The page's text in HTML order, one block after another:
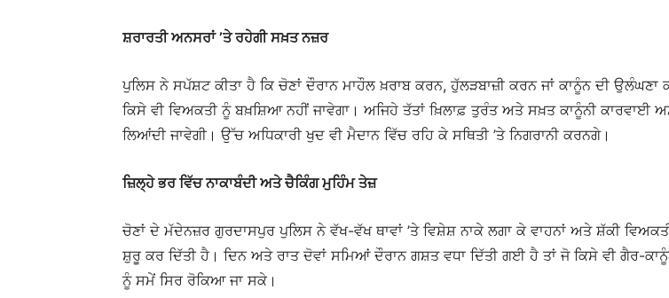
ਸ਼ਰਾਰਤੀ ਅਨਸਰਾਂ ’ਤੇ ਰਹੇਗੀ ਸਖ਼ਤ ਨਜ਼ਰ
ਪੁਲਿਸ ਨੇ ਸਪੱਸ਼ਟ ਕੀਤਾ ਹੈ ਕਿ ਚੋਣਾਂ ਦੌਰਾਨ ਮਾਹੌਲ ਖ਼ਰਾਬ ਕਰਨ, ਹੁੱਲੜਬਾਜ਼ੀ ਕਰਨ ਜਾਂ ਕਾਨੂੰਨ ਦੀ ਉਲੰਘਣਾ
ਕਿਸੇ ਵੀ ਵਿਅਕਤੀ ਨੂੰ ਬਖ਼ਸ਼ਿਆ ਨਹੀਂ ਜਾਵੇਗਾ। ਅਜਿਹੇ ਤੱਤਾਂ ਖ਼ਿਲਾਫ਼ ਤੁਰੰਤ ਅਤੇ ਸਖ਼ਤ ਕਾਨੂੰਨੀ ਕਾਰਵਾਈ
ਲਿਆਂਦੀ ਜਾਵੇਗੀ। ਉੱਚ ਅਧਿਕਾਰੀ ਖੁਦ ਵੀ ਮੈਦਾਨ ਵਿੱਚ ਰਹਿ ਕੇ ਸਥਿਤੀ ’ਤੇ ਨਿਗਰਾਨੀ ਕਰਨਗੇ।
ਜ਼ਿਲ੍ਹੇ ਭਰ ਵਿੱਚ ਨਾਕਾਬੰਦੀ ਅਤੇ ਚੈਕਿੰਗ ਮੁਹਿੰਮ ਤੇਜ਼
ਚੋਣਾਂ ਦੇ ਮੱਦੇਨਜ਼ਰ ਗੁਰਦਾਸਪੁਰ ਪੁਲਿਸ ਨੇ ਵੱਖ-ਵੱਖ ਥਾਵਾਂ ’ਤੇ ਵਿਸ਼ੇਸ਼ ਨਾਕੇ ਲਗਾ ਕੇ ਵਾਹਨਾਂ ਅਤੇ ਸ਼ੱਕੀ
ਸ਼ੁਰੂ ਕਰ ਦਿੱਤੀ ਹੈ। ਦਿਨ ਅਤੇ ਰਾਤ ਦੋਵਾਂ ਸਮਿਆਂ ਦੌਰਾਨ ਗਸ਼ਤ ਵਧਾ ਦਿੱਤੀ ਗਈ ਹੈ ਤਾਂ ਜੋ ਕਿਸੇ ਵੀ ਗੈਰ-
ਨੂੰ ਸਮੇਂ ਸਿਰ ਰੋਕਿਆ ਜਾ ਸਕੇ।